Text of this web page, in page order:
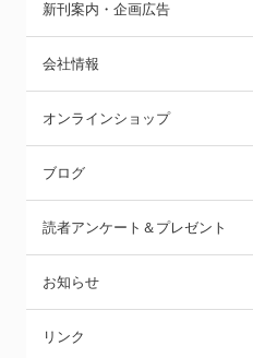
新刊案内・企画広告
会社情報
オンラインショップ
ブログ
読者アンケート＆プレゼント
お知らせ
リンク